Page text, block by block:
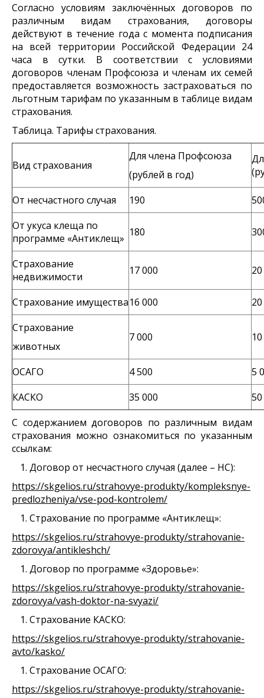
Согласно условиям заключённых договоров по
различным видам страхования, договоры
действуют в течение года с момента подписания
на всей территории Российской Федерации 24
часа в сутки. В соответствии с условиями
договоров членам Профсоюза и членам их семей
предоставляется возможность застраховаться по
льготным тарифам по указанным в таблице видам
страхования.
Таблица. Тарифы страхования.
Вид страхования
Для члена Профсоюза
(рублей в год)
От несчастного случая 190
От укуса клеща по
программе «Антиклещ» 180
Страхование
недвижимости
17 000
Страхование имущества16 000
Страхование
животных
7 000
ОСАГО 4 500
5
КАСКО
35 000
С содержанием договоров по различным видам
страхования можно ознакомиться по указанным
ссылкам:
Договор от несчастного случая (далее – НС):
https://skgelios.ru/strahovye-produkty/kompleksnye-
predlozheniya/vse-pod-kontrolem/
Страхование по программе «Антиклещ»:
https://skgelios.ru/strahovye-produkty/strahovanie-
zdorovya/antikleshch/
Договор по программе «Здоровье»:
https://skgelios.ru/strahovye-produkty/strahovanie-
zdorovya/vash-doktor-na-svyazi/
Страхование КАСКО:
https://skgelios.ru/strahovye-produkty/strahovanie-
avto/kasko/
Страхование ОСАГО:
https://skgelios.ru/strahovye-produkty/strahovanie-